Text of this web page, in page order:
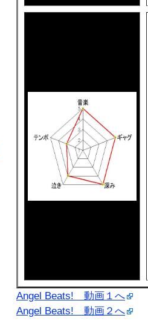
Angel Beats! 動画１へ
Angel Beats! 動画２へ